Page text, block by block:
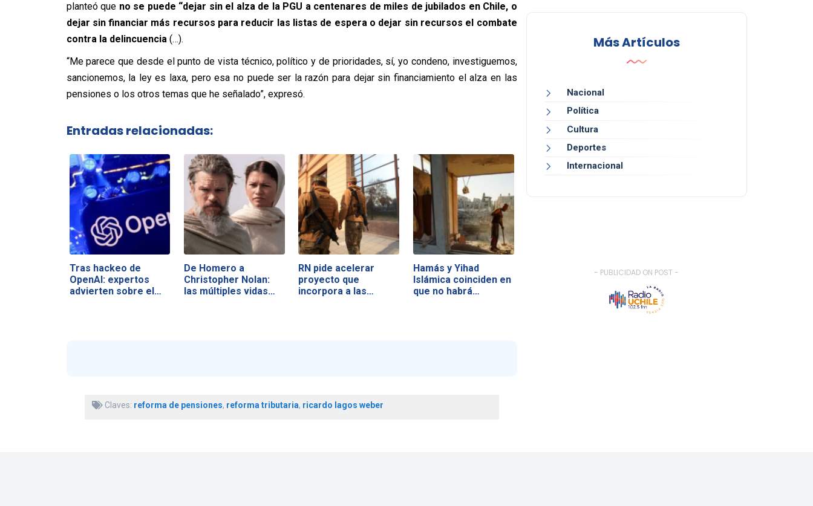
planteóque no se puede “dejar sin el alza de la PGU a centenares de miles de jubilados en Chile, o
dejar sin financiar más recursos para reducir las listas de espera o dejar sin recursos el combate
contra la delincuencia(…).
“Me parece que desde el punto de vista técnico, político y de prioridades, sí, yo condeno, investiguemos,
sancionemos, la ley es laxa, pero esa no puede ser la razón para dejar sin financiamiento el alza en las
pensiones o los otros temas que he señalado”, expresó.
Entradas relacionadas:
Tras hackeo de
OpenAI: expertos
advierten sobre el…
De Homero a
Christopher Nolan:
las múltiples vidas…
RN pide acelerar
proyecto que
incorpora a las…
Hamás y Yihad
Islámica coinciden en
que no habrá…
Claves: reforma de pensiones, reforma tributaria, ricardo lagos weber
Más Artículos
Nacional
Política
Cultura
Deportes
Internacional
- PUBLICIDAD ON POST -